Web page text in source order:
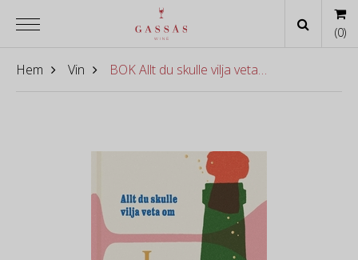
Hem Vin BOK Allt du skulle vilja veta om Champagne (och lite till …) [svensk version]
(0)